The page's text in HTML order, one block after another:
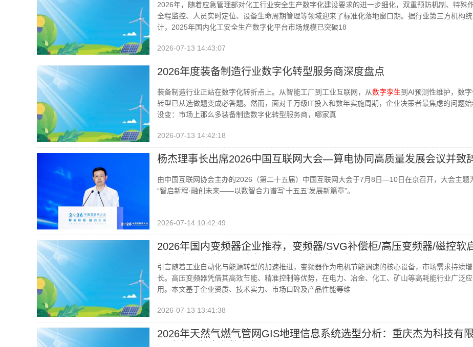
2026年，随着应急管理部对化工行业安全生产数字化建设要求的进一步细化，双重预防机制、特殊
全程监控、人员实时定位、设备生命周期管理等领域迎来了标准化落地窗口期。据行业第三方机构统
计，2025年国内化工安全生产数字化平台市场规模已突破18
2026-07-13 14:43:07
2026年度装备制造行业数字化转型服务商深度盘点
装备制造行业正站在数字化转折点上。从智能工厂到工业互联网，从数字孪生到AI预测性维护，数
转型已从选做题变成必答题。然而，面对千万级IT投入和数年实施周期，企业决策者最焦虑的问题
没变：市场上那么多装备制造数字化转型服务商，哪家真
2026-07-13 14:42:18
杨杰理事长出席2026中国互联网大会—算电协同高质量发展会议并致
由中国互联网协会主办的2026（第二十五届）中国互联网大会于7月8日—10日在京召开，大会主题
“智启新程·融创未来——以数智合力谱写‘十五五’发展新篇章”。
2026-07-14 10:42:49
2026年国内变频器企业推荐，变频器/SVG补偿柜/高压变频器/磁控软
引言随着工业自动化与能源转型的加速推进，变频器作为电机节能调速的核心设备，市场需求持续增
长。高压变频器凭借其高效节能、精准控制等优势，在电力、冶金、化工、矿山等高耗能行业广泛应
用。本文基于企业资质、技术实力、市场口碑及产品性能等维
2026-07-13 13:41:38
2026年天然气燃气管网GIS地理信息系统选型分析：重庆杰为科技有